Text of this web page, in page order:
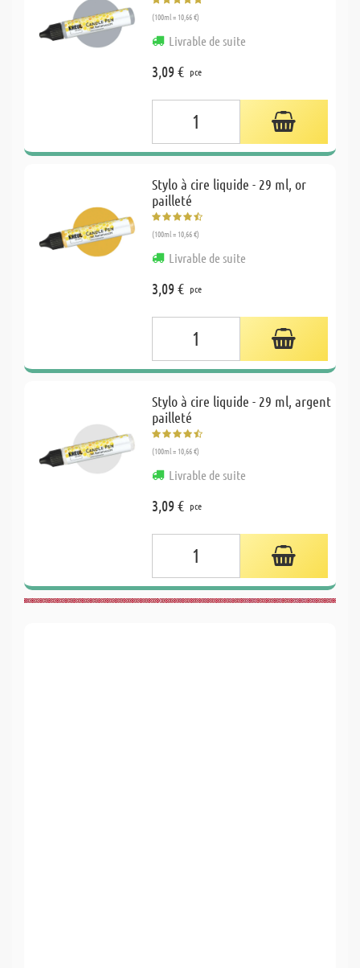
(100ml = 10,66 €)
Livrable de suite
3,09 € pce
Stylo à cire liquide - 29 ml, or
pailleté
(100ml = 10,66 €)
Livrable de suite
3,09 € pce
Stylo à cire liquide - 29 ml, argent
pailleté
(100ml = 10,66 €)
Livrable de suite
3,09 € pce